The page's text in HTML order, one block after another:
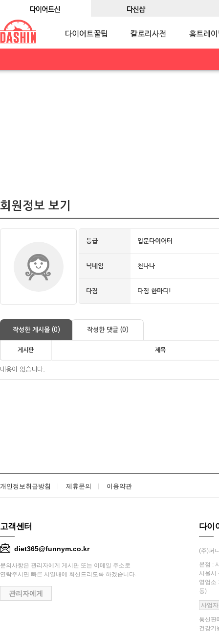
회원정보 보기
등급 입문다이어터
닉네임 천나나
다짐 다짐 한마디!
작성한 게시물 (0) 작성한 댓글 (0)
게시판 제목
내용이 없습니다.
개인정보취급방침 제휴문의 이용약관
고객센터
diet365@funnym.co.kr
문의사항은 관리자에게 게시판 또는 이메일 주소로
연락주시면 빠른 시일내에 회신드리도록 하겠습니다.
관리자에게
다이
(주)퍼
본점 :
서울시
영업소
동)
사업
통신판
건강기